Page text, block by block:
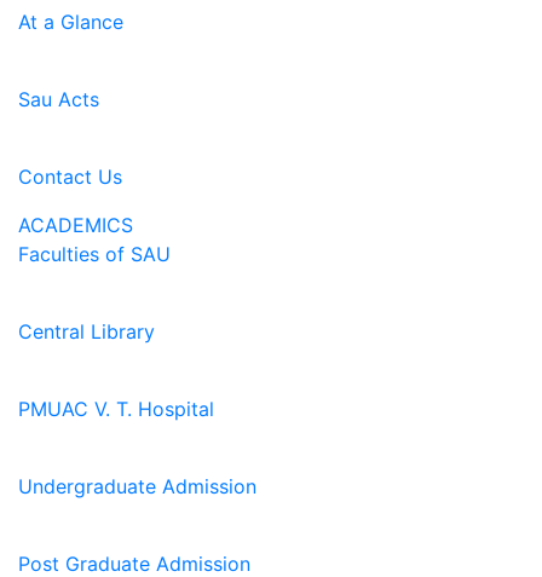
At a Glance
Sau Acts
Contact Us
ACADEMICS
Faculties of SAU
Central Library
PMUAC V. T. Hospital
Undergraduate Admission
Post Graduate Admission